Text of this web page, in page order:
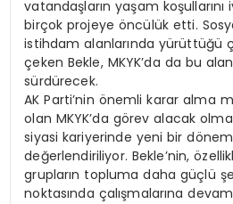
vatandaşların yaşam
birçok projeye öncülük etti.
istihdam alanlarında yürüttüğü
çeken Bekle, MKYK’da da bu
sürdürecek.
AK Parti’nin önemli karar alma
olan MKYK’da görev alacak
siyasi kariyerinde yeni bir
değerlendiriliyor. Bekle’nin,
grupların topluma daha güçlü
noktasında çalışmalarına